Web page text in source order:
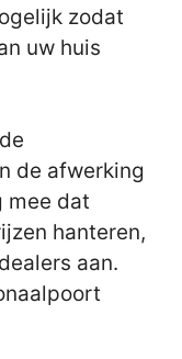
zodat
uw huis
de afwerking
mee dat
hanteren,
aan.